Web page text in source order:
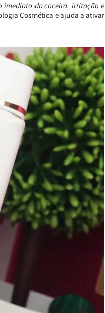
imediato da coceira, irritação e
Cosmética e ajuda a ativar